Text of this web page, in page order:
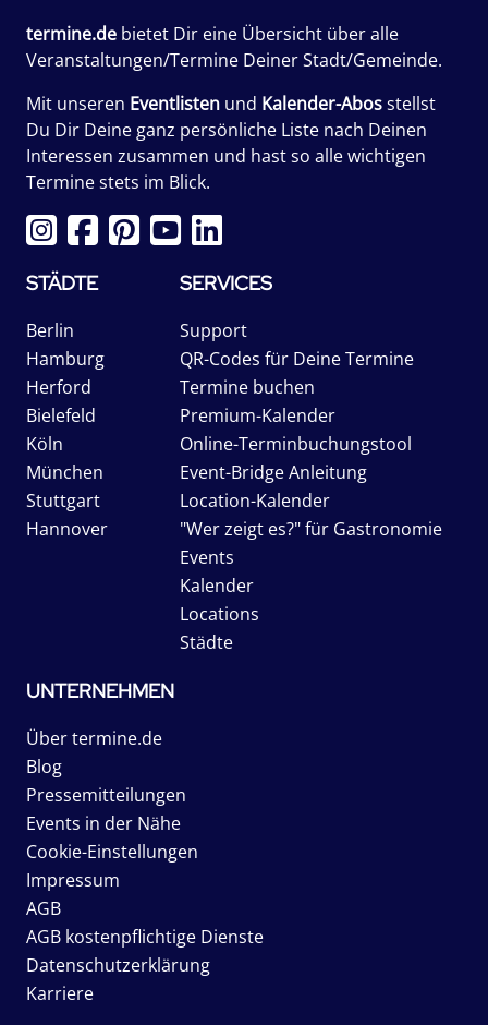
termine.de bietet Dir eine Übersicht über alle
Veranstaltungen/Termine Deiner Stadt/Gemeinde.
Mit unseren Eventlisten und Kalender-Abosstellst
Du Dir Deine ganz persönliche Liste nach Deinen
Interessen zusammen und hast so alle wichtigen
Termine stets im Blick.
STÄDTE
Berlin
Hamburg
Herford
Bielefeld
Köln
München
Stuttgart
Hannover
SERVICES
Support
QR-Codes für Deine Termine
Termine buchen
Premium-Kalender
Online-Terminbuchungstool
Event-Bridge Anleitung
Location-Kalender
"Wer zeigt es?" für Gastronomie
Events
Kalender
Locations
Städte
UNTERNEHMEN
Über termine.de
Blog
Pressemitteilungen
Events in der Nähe
Cookie-Einstellungen
Impressum
AGB
AGB kostenpflichtige Dienste
Datenschutzerklärung
Karriere